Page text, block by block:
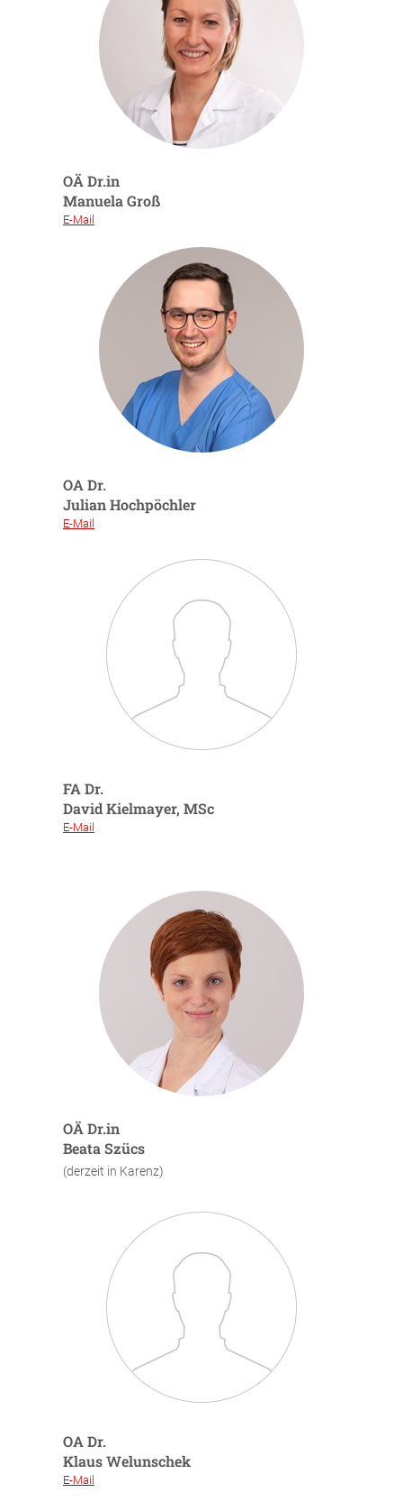
OÄ Dr.in
Manuela Groß
E-Mail
OA Dr.
Julian Hochpöchler
E-Mail
FA Dr.
David Kielmayer, MSc
E-Mail
OÄ Dr.in
Beata Szücs
(derzeit in Karenz)
OA Dr.
Klaus Welunschek
E-Mail